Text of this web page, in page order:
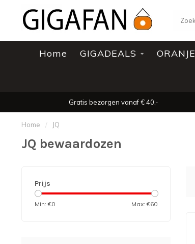
Home GIGADEALS ORANJE
Gratis bezorgen vanaf € 40,-
Home / JQ
JQ bewaardozen
Prijs
Min: €0 Max: €60